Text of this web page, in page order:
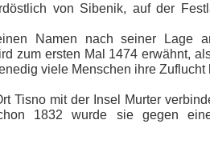
von Sibenik, auf der
Namen nach seiner Lage
zum ersten Mal 1474 erwähnt,
viele Menschen ihre Zuflucht
Tisno mit der Insel Murter
1832 wurde sie gegen